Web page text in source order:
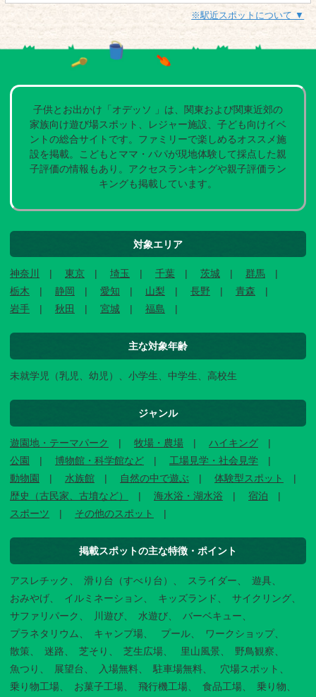
※駅近スポットについて ▼
子供とお出かけ「オデッソ 」は、関東および関東近郊の
家族向け遊び場スポット、レジャー施設、子ども向けイベ
ントの総合サイトです。ファミリーで楽しめるオススメ施
設を掲載。こどもとママ・パパが現地体験して採点した親
子評価の情報もあり。アクセスランキングや親子評価ラン
キングも掲載しています。
対象エリア
神奈川 東京 埼玉 千葉 茨城
群馬
栃木
静岡 愛知 山梨 長野
青森
岩手
秋田 宮城 福島
主な対象年齢
未就学児（乳児、幼児）、小学生、中学生、高校生
ジャンル
遊園地・テーマパーク 牧場・農場
ハイキング
公園
博物館・科学館など
工場見学・社会見学
動物園
水族館 自然の中で遊ぶ
体験型スポット
歴史（古民家、古墳など）
海水浴・湖水浴
宿泊
スポーツ
その他のスポット
掲載スポットの主な特徴・ポイント
アスレチック 滑り台（すべり台） スライダー
遊具
おみやげ
イルミネーション キッズランド
サイクリング
サファリパーク
川遊び 水遊び
バーベキュー
プラネタリウム
キャンプ場 プール
ワークショップ
散策
迷路 芝そり 芝生広場 里山風景
野鳥観察
魚つり
展望台 入場無料 駐車場無料
穴場スポット
乗り物工場
お菓子工場 飛行機工場 食品工場 乗り物